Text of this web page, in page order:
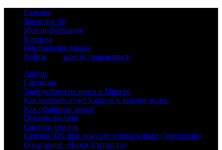
Главная
Закладки (0)
Моя информация
Корзина
Оформление заказа
Войти
зарегистрироваться
Акции
Гарантии
Златоустовские ножи в Москве
Как выбрать нож? 5 шагов к выбору ножа.
Как оформить заказ?
Пункты выдачи
Система скидок
Скидка 50% при покупке второго ножа (Завершено)
О магазине «Ножи Златоуста»